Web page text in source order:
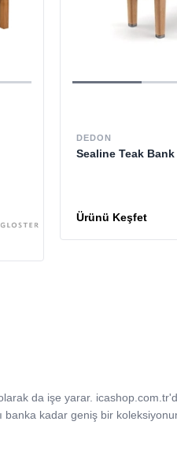
DEDON
Sealine Teak Bank
da işe yarar.
banka kadar geniş bir